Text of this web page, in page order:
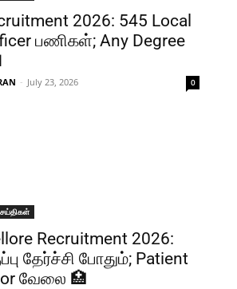
2026: 545 Local
பணிகள்; Any Degree
- July 23, 2026 0
Recruitment 2026:
தேர்ச்சி போதும்; Patient
வேலை 🏥